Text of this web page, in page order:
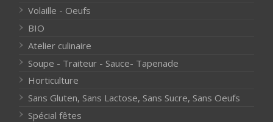
Volaille - Oeufs
BIO
Atelier culinaire
Soupe - Traiteur - Sauce- Tapenade
Horticulture
Sans Gluten, Sans Lactose, Sans Sucre, Sans Oeufs
Spécial fêtes